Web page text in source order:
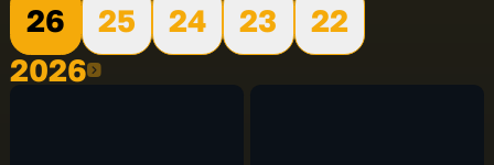
26
25 24 23
22
20262026